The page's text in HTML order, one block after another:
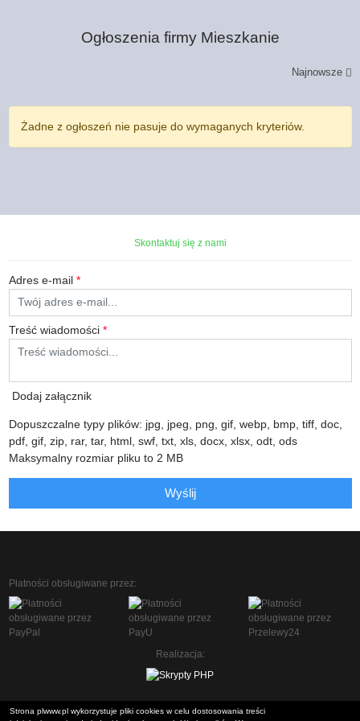
Ogłoszenia firmy Mieszkanie
Najnowsze
Żadne z ogłoszeń nie pasuje do wymaganych kryteriów.
Skontaktuj się z nami
Adres e-mail *
Treść wiadomości *
Dodaj załącznik
Dopuszczalne typy plików: jpg, jpeg, png, gif, webp, bmp, tiff, doc,
pdf, gif, zip, rar, tar, html, swf, txt, xls, docx, xlsx, odt, ods
Maksymalny rozmiar pliku to 2 MB
Wyślij
Płatności obsługiwane przez:
Realizacja:
Strona plwww.pl wykorzystuje pliki cookies w celu dostosowania treści